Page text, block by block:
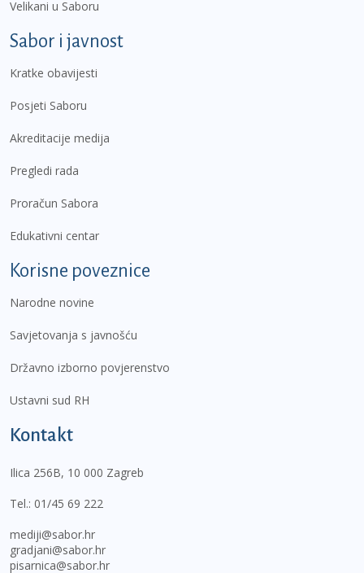
Velikani u Saboru
Sabor i javnost
Kratke obavijesti
Posjeti Saboru
Akreditacije medija
Pregledi rada
Proračun Sabora
Edukativni centar
Korisne poveznice
Narodne novine
Savjetovanja s javnošću
Državno izborno povjerenstvo
Ustavni sud RH
Kontakt
Ilica 256B, 10 000 Zagreb
Tel.: 01/45 69 222
mediji@sabor.hr
gradjani@sabor.hr
pisarnica@sabor.hr